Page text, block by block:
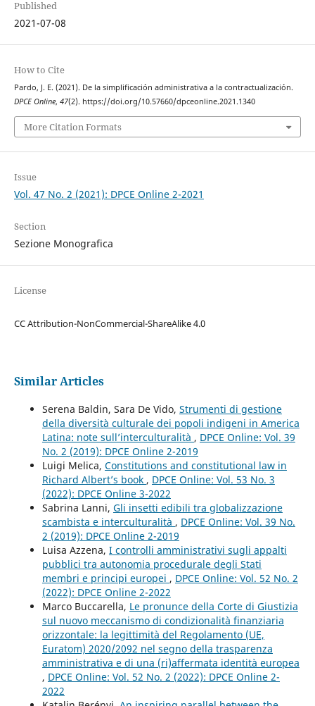
Published
2021-07-08
How to Cite
Pardo, J. E. (2021). De la simplificación administrativa a la contractualización.
DPCE Online, 47(2). https://doi.org/10.57660/dpceonline.2021.1340
More Citation Formats
Issue
Vol. 47 No. 2 (2021): DPCE Online 2-2021
Section
Sezione Monografica
License
CC Attribution-NonCommercial-ShareAlike 4.0
Similar Articles
Serena Baldin, Sara De Vido, Strumenti di gestione
della diversità culturale dei popoli indigeni in America
Latina: note sull’interculturalità , DPCE Online: Vol. 39
No. 2 (2019): DPCE Online 2-2019
Luigi Melica, Constitutions and constitutional law in
Richard Albert’s book , DPCE Online: Vol. 53 No. 3
(2022): DPCE Online 3-2022
Sabrina Lanni, Gli insetti edibili tra globalizzazione
scambista e interculturalità , DPCE Online: Vol. 39 No.
2 (2019): DPCE Online 2-2019
Luisa Azzena, I controlli amministrativi sugli appalti
pubblici tra autonomia procedurale degli Stati
membri e principi europei , DPCE Online: Vol. 52 No. 2
(2022): DPCE Online 2-2022
Marco Buccarella, Le pronunce della Corte di Giustizia
sul nuovo meccanismo di condizionalità finanziaria
orizzontale: la legittimità del Regolamento (UE,
Euratom) 2020/2092 nel segno della trasparenza
amministrativa e di una (ri)affermata identità europea
, DPCE Online: Vol. 52 No. 2 (2022): DPCE Online 2-
2022